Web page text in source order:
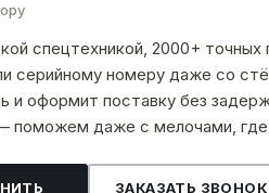
спецтехникой, 2000+
серийному номеру даже со
и оформит поставку без
поможем даже с мелочами, где
ЗАКАЗАТЬ ЗВОНОК